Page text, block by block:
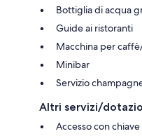
Bottiglia di acqua
Guide ai ristoranti
Macchina per
Minibar
Servizio
Altri servizi/
Accesso con